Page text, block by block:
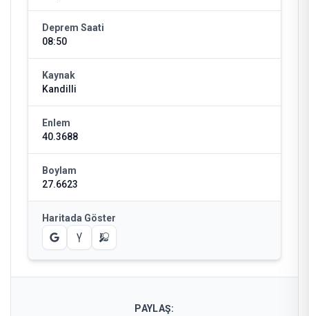
Deprem Saati
08:50
Kaynak
Kandilli
Enlem
40.3688
Boylam
27.6623
Haritada Göster
PAYLAŞ: